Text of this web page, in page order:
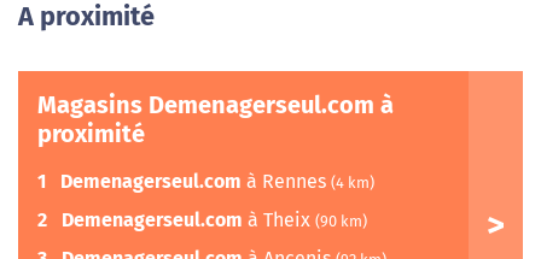
A proximité
Magasins Demenagerseul.com à
proximité
1 Demenagerseul.com à Rennes (4 km)
2 Demenagerseul.com à Theix (90 km)